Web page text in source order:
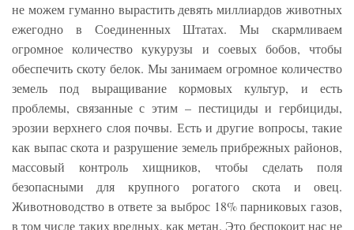
не можем гуманно вырастить девять миллиардов животных
ежегодно в Соединенных Штатах. Мы скармливаем
огромное количество кукурузы и соевых бобов, чтобы
обеспечить скоту белок. Мы занимаем огромное количество
земель под выращивание кормовых культур, и есть
проблемы, связанные с этим – пестициды и гербициды,
эрозии верхнего слоя почвы. Есть и другие вопросы, такие
как выпас скота и разрушение земель прибрежных районов,
массовый контроль хищников, чтобы сделать поля
безопасными для крупного рогатого скота и овец.
Животноводство в ответе за выброс 18% парниковых газов,
в том числе таких вредных, как метан. Это беспокоит нас не